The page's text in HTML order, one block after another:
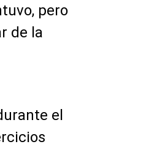
pero
de la
el